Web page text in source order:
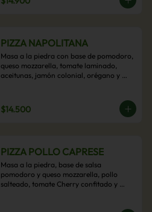
PIZZA NAPOLITANA
Masa a la piedra con base de pomodoro,
queso mozzarella, tomate laminado,
aceitunas, jamón colonial, orégano y
$14.500
PIZZA POLLO CAPRESE
Masa a la piedra, base de salsa
pomodoro y queso mozzarella, pollo
salteado, tomate Cherry confitado y